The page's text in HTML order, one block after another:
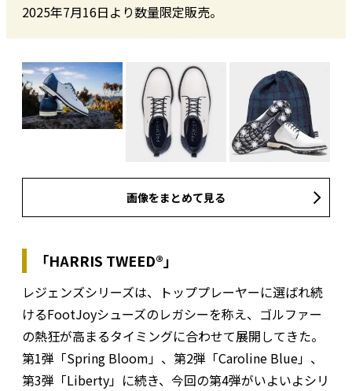
2025年7月16日より数量限定販売。
画像をまとめて見る
「HARRIS TWEED®」
レジェンズシリーズは、トッププレーヤーに選ばれ続
けるFootJoyシューズのレガシーを称え、ゴルファー
の熱狂が高まるタイミングに合わせて展開してきた。
第1弾「Spring Bloom」、第2弾「Caroline Blue」、
第3弾「Liberty」に続き、今回の第4弾がいよいよシリ